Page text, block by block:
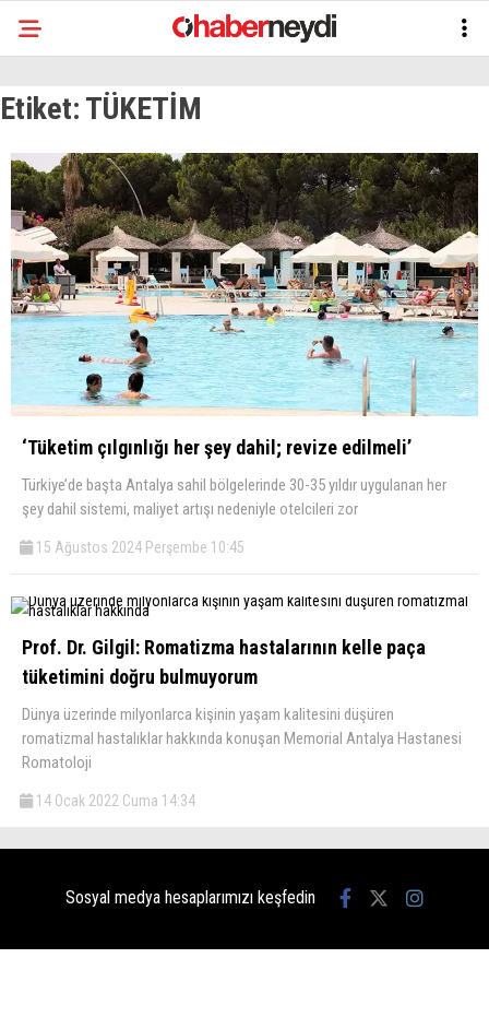
Etiket: TÜKETİM
‘Tüketim çılgınlığı her şey dahil; revize edilmeli’
Türkiye’de başta Antalya sahil bölgelerinde 30-35 yıldır uygulanan her
şey dahil sistemi, maliyet artışı nedeniyle otelcileri zor
15 Ağustos 2024 Perşembe 10:45
Prof. Dr. Gilgil: Romatizma hastalarının kelle paça
tüketimini doğru bulmuyorum
Dünya üzerinde milyonlarca kişinin yaşam kalitesini düşüren
romatizmal hastalıklar hakkında konuşan Memorial Antalya Hastanesi
Romatoloji
14 Ocak 2022 Cuma 14:34
Sosyal medya hesaplarımızı keşfedin